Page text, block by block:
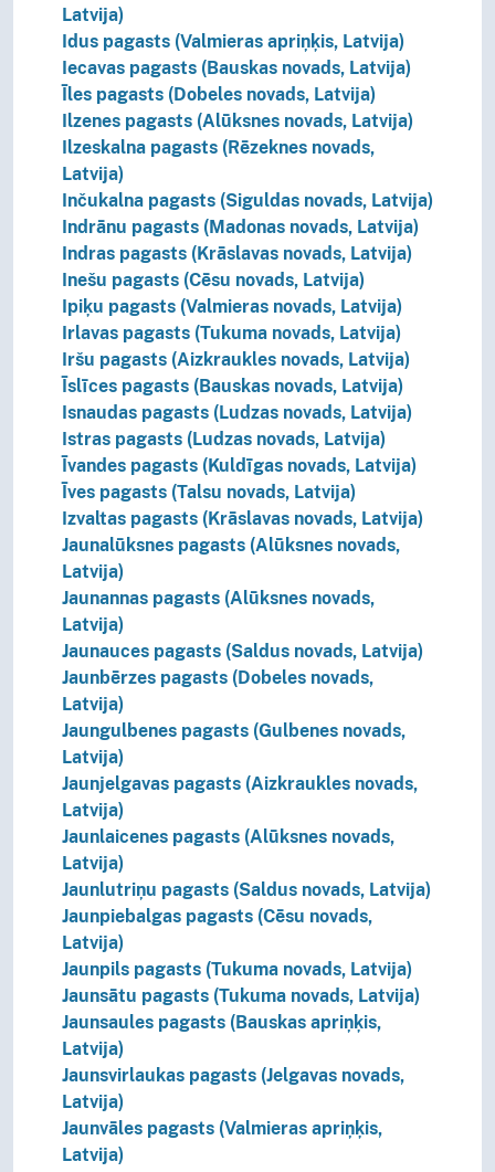
Latvija)
Idus pagasts (Valmieras apriņķis, Latvija)
Iecavas pagasts (Bauskas novads, Latvija)
Īles pagasts (Dobeles novads, Latvija)
Ilzenes pagasts (Alūksnes novads, Latvija)
Ilzeskalna pagasts (Rēzeknes novads,
Latvija)
Inčukalna pagasts (Siguldas novads, Latvija)
Indrānu pagasts (Madonas novads, Latvija)
Indras pagasts (Krāslavas novads, Latvija)
Inešu pagasts (Cēsu novads, Latvija)
Ipiķu pagasts (Valmieras novads, Latvija)
Irlavas pagasts (Tukuma novads, Latvija)
Iršu pagasts (Aizkraukles novads, Latvija)
Īslīces pagasts (Bauskas novads, Latvija)
Isnaudas pagasts (Ludzas novads, Latvija)
Istras pagasts (Ludzas novads, Latvija)
Īvandes pagasts (Kuldīgas novads, Latvija)
Īves pagasts (Talsu novads, Latvija)
Izvaltas pagasts (Krāslavas novads, Latvija)
Jaunalūksnes pagasts (Alūksnes novads,
Latvija)
Jaunannas pagasts (Alūksnes novads,
Latvija)
Jaunauces pagasts (Saldus novads, Latvija)
Jaunbērzes pagasts (Dobeles novads,
Latvija)
Jaungulbenes pagasts (Gulbenes novads,
Latvija)
Jaunjelgavas pagasts (Aizkraukles novads,
Latvija)
Jaunlaicenes pagasts (Alūksnes novads,
Latvija)
Jaunlutriņu pagasts (Saldus novads, Latvija)
Jaunpiebalgas pagasts (Cēsu novads,
Latvija)
Jaunpils pagasts (Tukuma novads, Latvija)
Jaunsātu pagasts (Tukuma novads, Latvija)
Jaunsaules pagasts (Bauskas apriņķis,
Latvija)
Jaunsvirlaukas pagasts (Jelgavas novads,
Latvija)
Jaunvāles pagasts (Valmieras apriņķis,
Latvija)